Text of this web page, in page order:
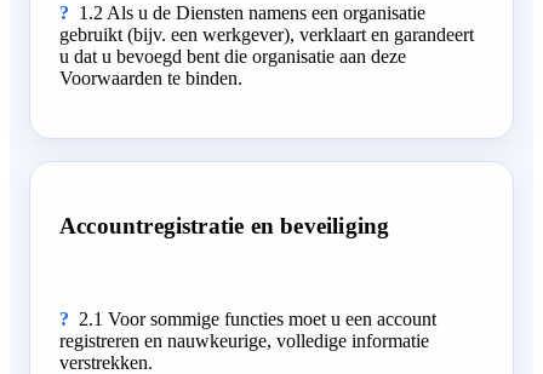
1.2 Als u de Diensten namens een organisatie
gebruikt (bijv. een werkgever), verklaart en garandeert
u dat u bevoegd bent die organisatie aan deze
Voorwaarden te binden.
Accountregistratie en beveiliging
2.1 Voor sommige functies moet u een account
registreren en nauwkeurige, volledige informatie
verstrekken.